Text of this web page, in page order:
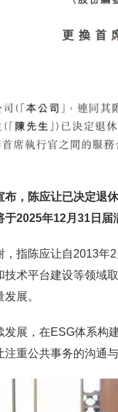
布，陈应让已决定退
2025年12月31日届
，指陈应让自2013
术平台建设等领域
展。
发展，在ESG体系构
重公共事务的沟通